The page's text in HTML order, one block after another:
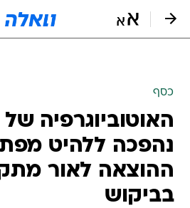
כסף
האוטוביוגרפיה של
נהפכה ללהיט
ההוצאה לאור
בביקוש